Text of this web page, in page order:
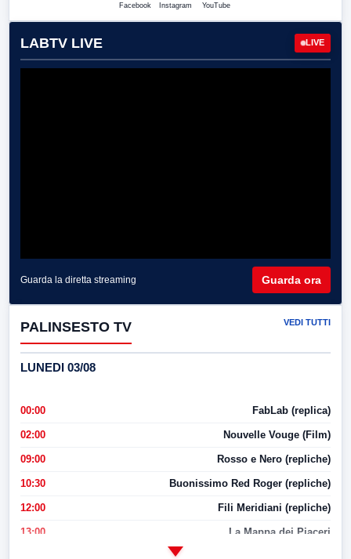
Facebook Instagram YouTube
LABTV LIVE LIVE
Guarda la diretta streaming Guarda ora
PALINSESTO TV VEDI TUTTI
LUNEDI 03/08
00:00 FabLab (replica)
02:00 Nouvelle Vouge (Film)
09:00 Rosso e Nero (repliche)
10:30 Buonissimo Red Roger (repliche)
12:00 Fili Meridiani (repliche)
13:00 La Mappa dei Piaceri